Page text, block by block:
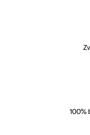
s100%